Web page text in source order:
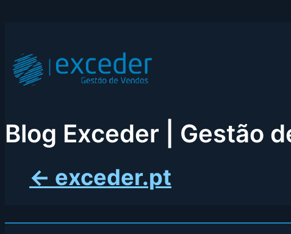
Blog Exceder | Gestão
← exceder.pt